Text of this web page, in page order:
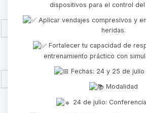
dispositivos para el control del
Aplicar vendajes compresivos y
heridas.
Fortalecer tu capacidad de
entrenamiento práctico con
Fechas: 24 y 25 de
Modalidad
24 de julio: